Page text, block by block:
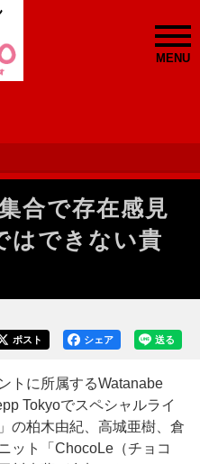
MENU
合で存在感見
できない貴
送る
シェア
ポスト
トに所属するWatanabe
Tokyoでスペシャルライ
の柏木由紀、高城亜樹、倉
ット「ChocoLe（チョコ